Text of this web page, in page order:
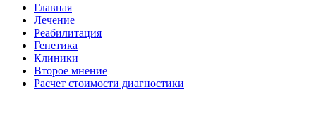
Главная
Лечение
Реабилитация
Генетика
Клиники
Второе мнение
Расчет стоимости диагностики